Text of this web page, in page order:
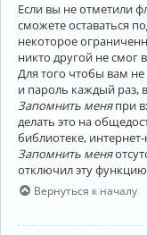
Если вы не отметили
сможете оставаться
некоторое
никто другой не смог
Для того чтобы вам
и пароль каждый раз,
Запомнить меняпри
делать это на
библиотеке, интернет-
Запомнить меня
отключил эту
Вернуться к началу